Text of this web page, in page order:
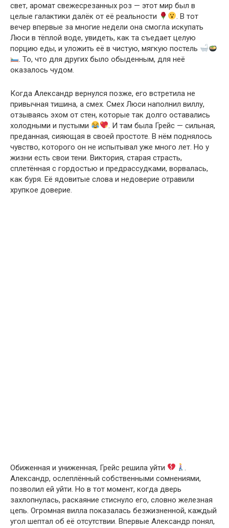
свет, аромат свежесрезанных роз — этот мир был в
целые галактики далёк от её реальности
. В тот
вечер впервые за многие недели она смогла искупать
Люси в тёплой воде, увидеть, как та съедает целую
порцию еды, и уложить её в чистую, мягкую постель
. То, что для других было обыденным, для неё
оказалось чудом.
Когда Александр вернулся позже, его встретила не
привычная тишина, а смех. Смех Люси наполнил виллу,
отзываясь эхом от стен, которые так долго оставались
холодными и пустыми
. И там была Грейс — сильная,
преданная, сияющая в своей простоте. В нём поднялось
чувство, которого он не испытывал уже много лет. Но у
жизни есть свои тени. Виктория, старая страсть,
сплетённая с гордостью и предрассудками, ворвалась,
как буря. Её ядовитые слова и недоверие отравили
хрупкое доверие.
Обиженная и униженная, Грейс решила уйти
.
Александр, ослеплённый собственными сомнениями,
позволил ей уйти. Но в тот момент, когда дверь
захлопнулась, раскаяние стиснуло его, словно железная
цепь. Огромная вилла показалась безжизненной, каждый
угол шептал об её отсутствии. Впервые Александр понял,